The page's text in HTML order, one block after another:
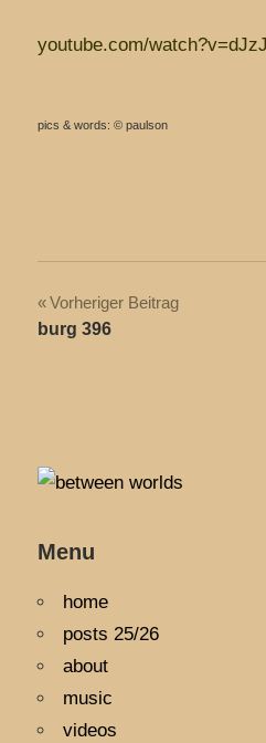
youtube.com/
pics & words: © paulson
Vorheriger Beitrag
burg 396
Menu
home
posts 25/26
about
music
videos